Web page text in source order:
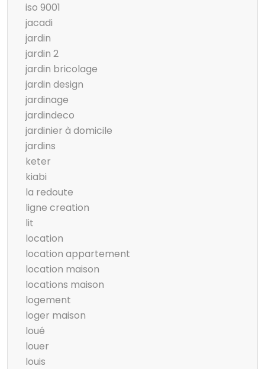
iso 9001
jacadi
jardin
jardin 2
jardin bricolage
jardin design
jardinage
jardindeco
jardinier à domicile
jardins
keter
kiabi
la redoute
ligne creation
lit
location
location appartement
location maison
locations maison
logement
loger maison
loué
louer
louis